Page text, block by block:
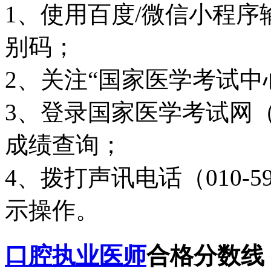
1、使用百度/微信小程
别码；
2、关注“国家医学考试
3、登录国家医学考试网
成绩查询；
4、拨打声讯电话（010-
示操作。
口腔执业医师合格分数线